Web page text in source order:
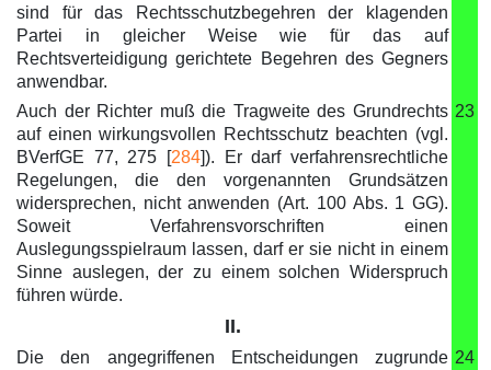
sind für das Rechtsschutzbegehren der klagenden
Partei in gleicher Weise wie für das auf
Rechtsverteidigung gerichtete Begehren des Gegners
anwendbar.
Auch der Richter muß die Tragweite des Grundrechts
auf einen wirkungsvollen Rechtsschutz beachten (vgl.
BVerfGE 77, 275 [284]). Er darf verfahrensrechtliche
Regelungen, die den vorgenannten Grundsätzen
widersprechen, nicht anwenden (Art. 100 Abs. 1 GG).
Soweit Verfahrensvorschriften einen
Auslegungsspielraum lassen, darf er sie nicht in einem
Sinne auslegen, der zu einem solchen Widerspruch
führen würde.
23
II.
Die den angegriffenen Entscheidungen zugrunde 24